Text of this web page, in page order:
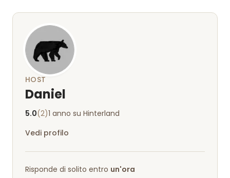
HOST
Daniel
5.0(2)1 anno su Hinterland
Vedi profilo
Risponde di solito entro un'ora